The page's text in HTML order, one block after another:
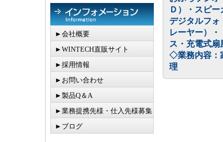
►会社概要
►WINTECH直販サイト
►採用情報
►お問い合わせ
►製品Q＆A
►業務提携先様・仕入先様募集
►ブログ
Ｄ）・スピ
デジタルフ
レーヤー）
ス・充電式
◇業務内容
理